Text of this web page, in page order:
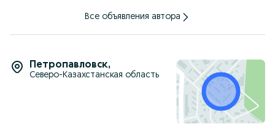
Все объявления автора
Петропавловск,
Северо-Казахстанская область